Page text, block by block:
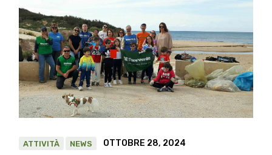
ATTIVITÀ NEWS OTTOBRE 28, 2024